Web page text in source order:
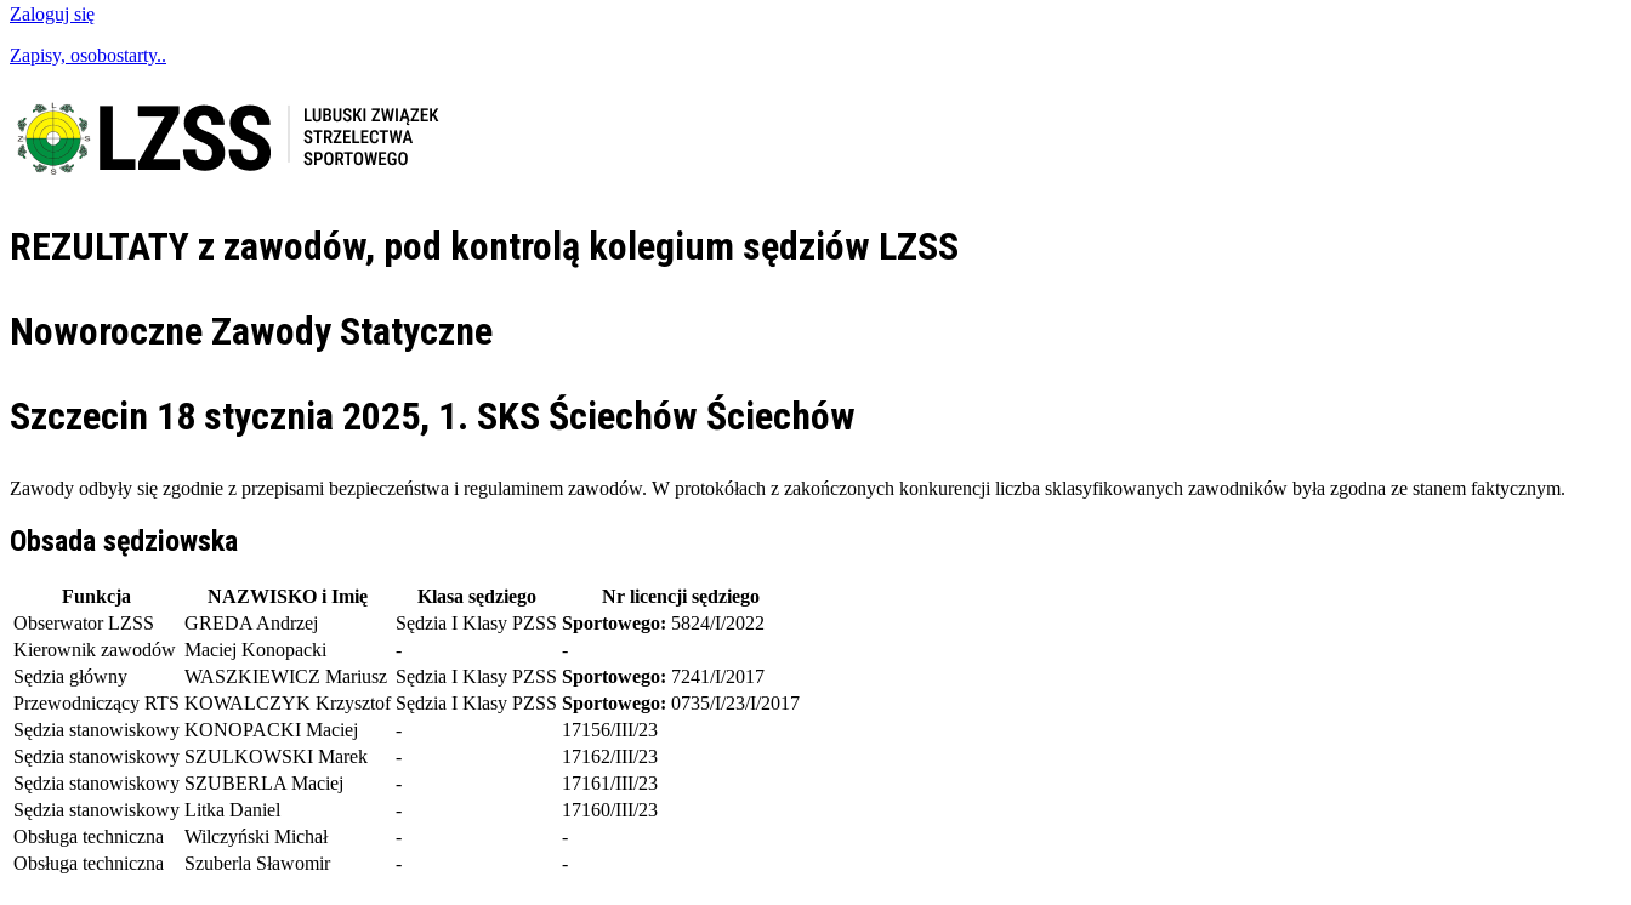
Zaloguj się
Zapisy, osobostarty..
REZULTATY z zawodów, pod kontrolą kolegium sędziów LZSS
Noworoczne Zawody Statyczne
Szczecin 18 stycznia 2025, 1. SKS Ściechów Ściechów
Zawody odbyły się zgodnie z przepisami bezpieczeństwa i regulaminem zawodów. W protokółach z zakończonych konkurencji liczba sklasyfikowanych zawodników była zgodna ze stanem faktycznym.
Obsada sędziowska
Funkcja NAZWISKO i Imię Klasa sędziego
Nr licencji sędziego
Obserwator LZSS
GREDA Andrzej Sędzia I Klasy PZSS Sportowego: 5824/I/2022
Kierownik zawodów Maciej Konopacki -
-
Sędzia główny
WASZKIEWICZ Mariusz Sędzia I Klasy PZSS Sportowego: 7241/I/2017
Przewodniczący RTS KOWALCZYK Krzysztof Sędzia I Klasy PZSS Sportowego: 0735/I/23/I/2017
Sędzia stanowiskowy KONOPACKI Maciej -
17156/III/23
Sędzia stanowiskowy SZULKOWSKI Marek -
17162/III/23
Sędzia stanowiskowy SZUBERLA Maciej -
17161/III/23
Sędzia stanowiskowy Litka Daniel -
17160/III/23
Obsługa techniczna
Wilczyński Michał -
-
Obsługa techniczna
Szuberla Sławomir - -